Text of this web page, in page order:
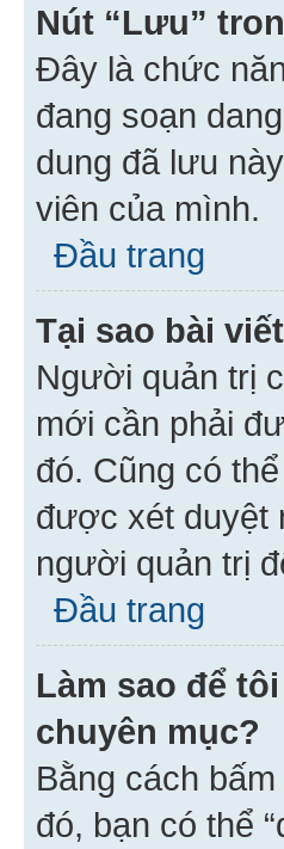
Nút “Lưu”
Đây là chức
đang soạn
dung đã lưu
viên của mình.
Đầu trang
Tại sao bài
Người quản trị
mới cần phải
đó. Cũng có
được xét duyệt
người quản trị
Đầu trang
Làm sao để
chuyên mục?
Bằng cách
đó, bạn có thể